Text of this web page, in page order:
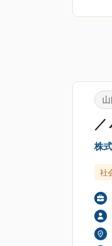
／
株
社